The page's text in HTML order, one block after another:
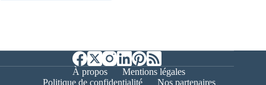
À propos
Mentions légales
Politique de confidentialité
Nos partenaires